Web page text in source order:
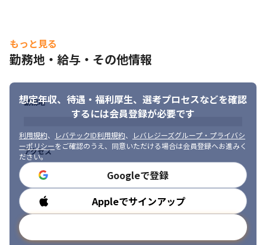
もっと見る
勤務地・給与・その他情報
想定年収、待遇・福利厚生、 選考プロセスなどを確認
するには会員登録が必要です
利用規約、 レバテックID利用規約、
レバレジーズグループ・プライバシ
ーポリシーをご確認のうえ、同意いただける場合は会員登録へお進みく
ださい。
Googleで登録
Appleでサインアップ
勤務地
アクセス
勤務時間